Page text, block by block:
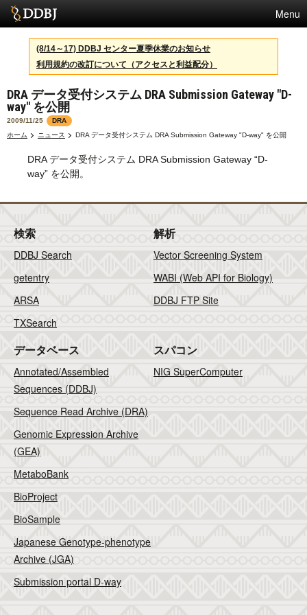
Menu
サービス
スパコン
統計
活動
利用規約
問合せ
English
(8/14～17) DDBJ センター夏季休業のお知らせ
利用規約の改訂について（アクセスと利益配分）
DRA データ受付システム DRA Submission Gateway "D-
way" を公開
2009/11/25
DRA
ホーム
ニュース DRA データ受付システム DRA Submission Gateway "D-way" を公開
DRA データ受付システム DRA Submission Gateway “D-
way” を公開。
検索
DDBJ Search
getentry
ARSA
TXSearch
解析
Vector Screening System
WABI (Web API for Biology)
DDBJ FTP Site
データベース
Annotated/Assembled
Sequences (DDBJ)
Sequence Read Archive (DRA)
Genomic Expression Archive
(GEA)
MetaboBank
BioProject
BioSample
Japanese Genotype-phenotype
Archive (JGA)
Submission portal D-way
スパコン
NIG SuperComputer